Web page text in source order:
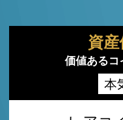
資
価値あるコ
本